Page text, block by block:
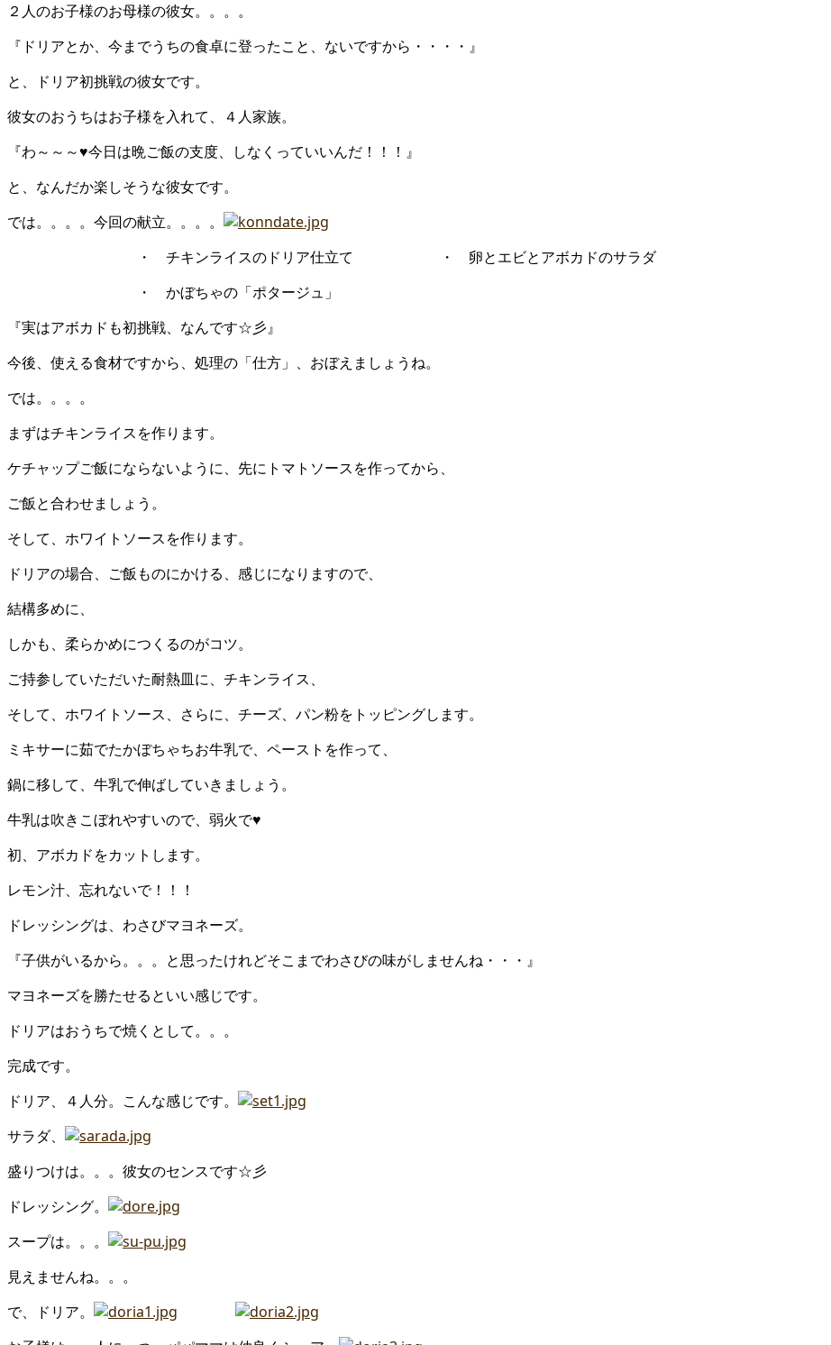
２人のお子様のお母様の彼女。。。。
『ドリアとか、今までうちの食卓に登ったこと、ないですから・・・・』
と、ドリア初挑戦の彼女です。
彼女のおうちはお子様を入れて、４人家族。
『わ～～～♥今日は晩ご飯の支度、しなくっていいんだ！！！』
と、なんだか楽しそうな彼女です。
では。。。。今回の献立。。。。
・ チキンライスのドリア仕立て ・ 卵とエビとアボカドのサラダ
・ かぼちゃの「ポタージュ」
『実はアボカドも初挑戦、なんです☆彡』
今後、使える食材ですから、処理の「仕方」、おぼえましょうね。
では。。。。
まずはチキンライスを作ります。
ケチャップご飯にならないように、先にトマトソースを作ってから、
ご飯と合わせましょう。
そして、ホワイトソースを作ります。
ドリアの場合、ご飯ものにかける、感じになりますので、
結構多めに、
しかも、柔らかめにつくるのがコツ。
ご持参していただいた耐熱皿に、チキンライス、
そして、ホワイトソース、さらに、チーズ、パン粉をトッピングします。
ミキサーに茹でたかぼちゃちお牛乳で、ペーストを作って、
鍋に移して、牛乳で伸ばしていきましょう。
牛乳は吹きこぼれやすいので、弱火で♥
初、アボカドをカットします。
レモン汁、忘れないで！！！
ドレッシングは、わさびマヨネーズ。
『子供がいるから。。。と思ったけれどそこまでわさびの味がしませんね・・・』
マヨネーズを勝たせるといい感じです。
ドリアはおうちで焼くとして。。。
完成です。
ドリア、４人分。こんな感じです。
サラダ、
盛りつけは。。。彼女のセンスです☆彡
ドレッシング。
スープは。。。
見えませんね。。。
で、ドリア。